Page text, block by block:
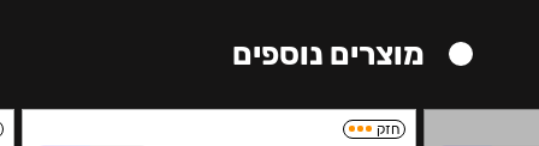
מוצרים נוספים
חזק